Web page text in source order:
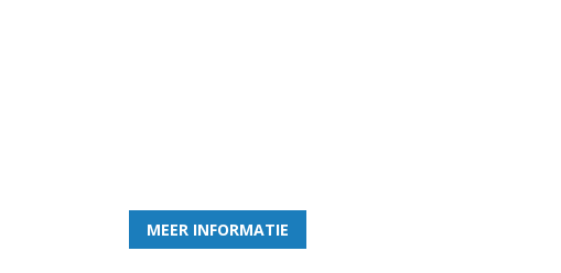
MEER INFORMATIE